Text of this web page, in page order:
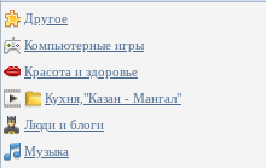
Другое
Компьютерные игры
Красота и здоровье
Кухня,"Казан - Мангал"
Люди и блоги
Музыка